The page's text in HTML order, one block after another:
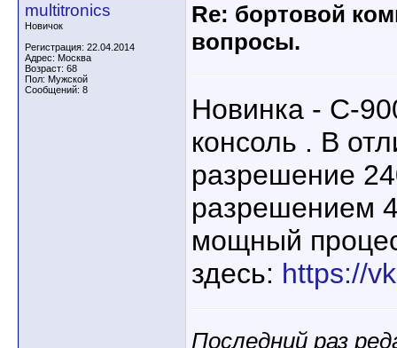
multitronics
Новичок
Регистрация: 22.04.2014
Адрес: Москва
Возраст: 68
Пол: Мужской
Сообщений: 8
Re: бортовой
вопросы.
Новинка - С-
консоль . В
разрешение
разрешением
мощный
здесь: https://
Последний раз